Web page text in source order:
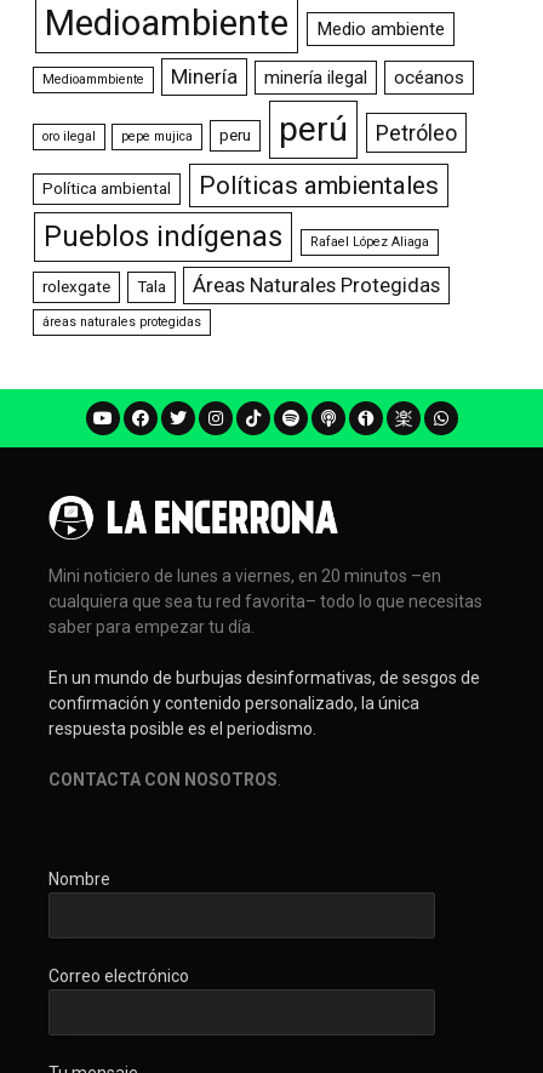
Medioambiente Medio ambiente
Medioammbiente Minería minería ilegal océanos
oro ilegal pepe mujica peru perú Petróleo
Política ambiental Políticas ambientales
Pueblos indígenas Rafael López Aliaga
rolexgate Tala Áreas Naturales Protegidas
áreas naturales protegidas
Mini noticiero de lunes a viernes, en 20 minutos –en
cualquiera que sea tu red favorita– todo lo que necesitas
saber para empezar tu día.
En un mundo de burbujas desinformativas, de sesgos de
confirmación y contenido personalizado, la única
respuesta posible es el periodismo.
CONTACTA CON NOSOTROS
Nombre
Correo electrónico